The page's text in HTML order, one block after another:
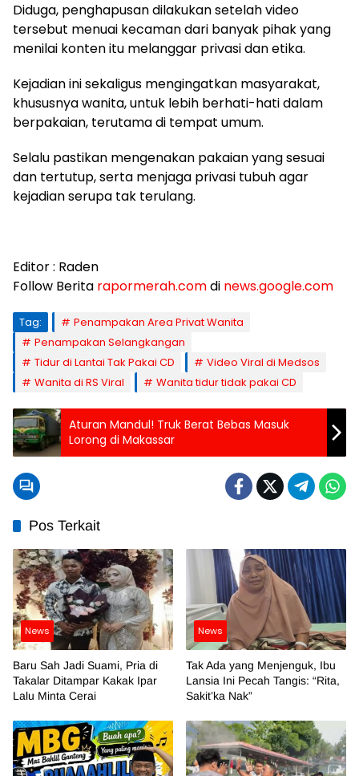
Diduga, penghapusan dilakukan setelah video
tersebut menuai kecaman dari banyak pihak yang
menilai konten itu melanggar privasi dan etika.
Kejadian ini sekaligus mengingatkan masyarakat,
khususnya wanita, untuk lebih berhati-hati dalam
berpakaian, terutama di tempat umum.
Selalu pastikan mengenakan pakaian yang sesuai
dan tertutup, serta menjaga privasi tubuh agar
kejadian serupa tak terulang.
Editor : Raden
Follow Berita rapormerah.comdi news.google.com
Tag:
Penampakan Area Privat Wanita
Penampakan Selangkangan
Tidur di Lantai Tak Pakai CD
Video Viral di Medsos
Wanita di RS Viral
Wanita tidur tidak pakai CD
Aturan Mandul! Truk Berat Bebas Masuk
Lorong di Makassar
Pos Terkait
News
Baru Sah Jadi Suami, Pria di
Takalar Ditampar Kakak Ipar
Lalu Minta Cerai
News
Tak Ada yang Menjenguk, Ibu
Lansia Ini Pecah Tangis: “Rita,
Sakit’ka Nak”